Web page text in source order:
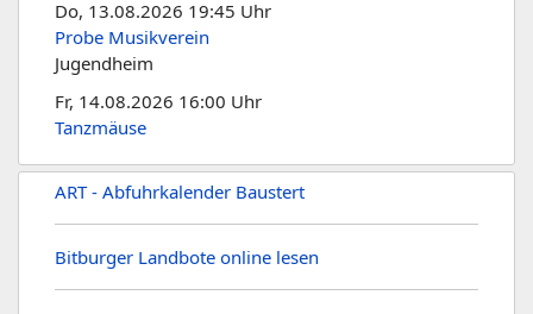
Do, 13.08.2026 19:45 Uhr
Probe Musikverein
Jugendheim
Fr, 14.08.2026 16:00 Uhr
Tanzmäuse
ART - Abfuhrkalender Baustert
Bitburger Landbote online lesen